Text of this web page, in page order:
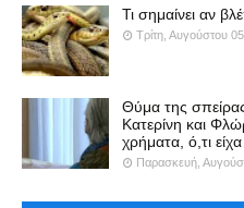
Τι σημαίνει αν
Τρίτη, Αυγούστου
Θύμα της
Κατερίνη και
χρήματα, ό,τι
Παρασκευή,